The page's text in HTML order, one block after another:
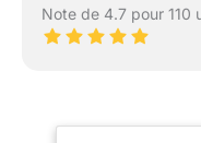
Note de 4.7 pour 110